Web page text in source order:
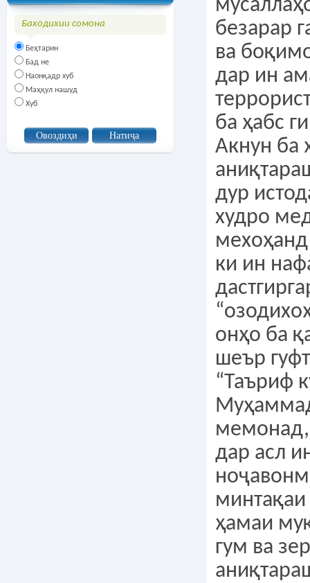
Баходихии сомона
Беҳтарин
Бад не
Наонқадр хуб
Маҳқул нашуд
Хуб
безарар
ва
дар ин
ба ҳабс
Акнун ба
дур
худро
ки ин
онҳо ба
шеър
“Таъриф
мемонад,
дар асл
ҳамаи
гум ва